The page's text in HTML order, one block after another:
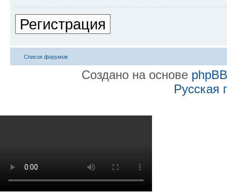
Регистрация
Список форумов
Создано на основе phpBB
Русская